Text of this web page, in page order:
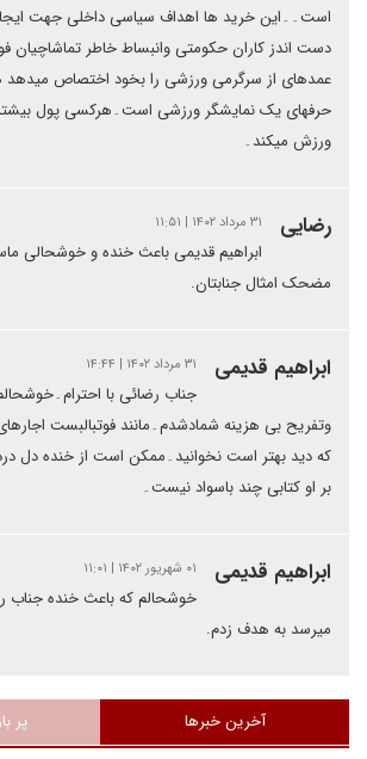
است۔۔این خرید ها اهداف سیاسی داخلی جهت
دست اندز کاران حکومتی وانبساط خاطر تماشاچیان
عمدهای از سرگرمی ورزشی را بخود اختصاص میدهد
حرفهای یک نمایشگر ورزشی است۔هرکسی پول
ورزش میکند۔
رضایی ۳۱ مرداد ۱۴۰۲ | ۱۱:۵۱
ابراهیم قدیمی باعث خنده و خوشحالی
مضحک امثال جنابتان.
ابراهیم قدیمی ۳۱ مرداد ۱۴۰۲ | ۱۴:۴۴
جناب رضائی با
وتفریح بی هزینه شمادشدم۔مانند فوتبالبست
که دید بهتر است نخوانید۔ممکن است از خنده دل
بر او کتابی چند باسواد نیست۔
ابراهیم قدیمی ۰۱ شهریور ۱۴۰۲ | ۱۱:۰۱
خوشحالم که باعث خنده جناب
میرسد به هدف زدم.
آخرین خبرها پر